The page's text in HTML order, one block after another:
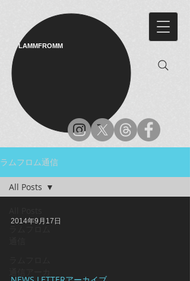
LAMMFROMM​
ラムフロム通信
All Posts
2014年9月17日